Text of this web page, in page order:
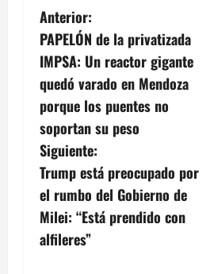
N
a
v
e
g
a
c
i
Anterior:
PAPELÓN de la privatizada
IMPSA: Un reactor gigante
quedó varado en Mendoza
porque los puentes no
soportan su peso
Siguiente:
Trump está preocupado por
el rumbo del Gobierno de
Milei: “Está prendido con
alfileres”